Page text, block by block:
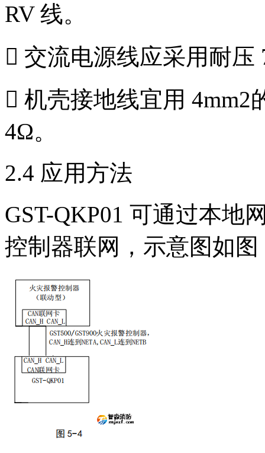
RV 线。
 交流电源线应采用耐压
 机壳接地线宜用
4Ω。
2.4 应用方法
GST-QKP01 可通过本地
控制器联网，示意图如图